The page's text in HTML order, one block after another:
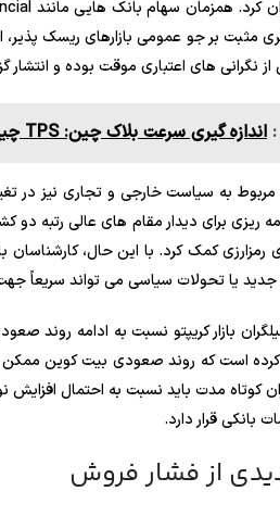
مثبت بر جو عمومی بازارهای ریسک پذیر،
نگرانی های اعتباری موقت بوده و
اندازه گیری سرعت بلاک چین: TPS چیست؟
به سیاست خارجی و تجاری نیز در
ریزی برای دیدار مقام های عالی رتبه دو
رمزارزی کمک کرد. با این حال،
جدید یا تحولات سیاسی می تواند سریعاً جهت
کوتاه مدت باید نسبت به احتمال افزایش
بانکی قرار دارد.
از فشار فروش